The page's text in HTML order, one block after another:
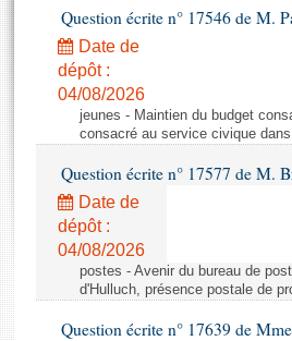
Projets de loi
Propositions de loi
Amendements
Textes adoptés
Rapports législatifs
Rapports sur l'application des lois
Baromètre de l’application des lois
Dossiers législatifs
Histoire
Juniors
Anciennes législatures
Contacts et plan d'accès
Photos libres de droit
Question écrite n° 17546 de M.
Date de
dépôt :
04/08/2026
jeunes - Maintien du budget
consacré au service civique
Question écrite n° 17577 de M.
Date de
dépôt :
04/08/2026
postes - Avenir du bureau de
d'Hulluch, présence postale de
Question écrite n° 17639 de